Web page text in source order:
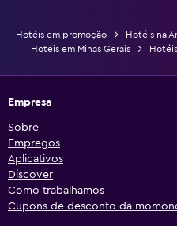
Hotéis em promoção Hotéis na
Hotéis em Minas Gerais
Empresa
Sobre
Empregos
Aplicativos
Discover
Como trabalhamos
Cupons de desconto da